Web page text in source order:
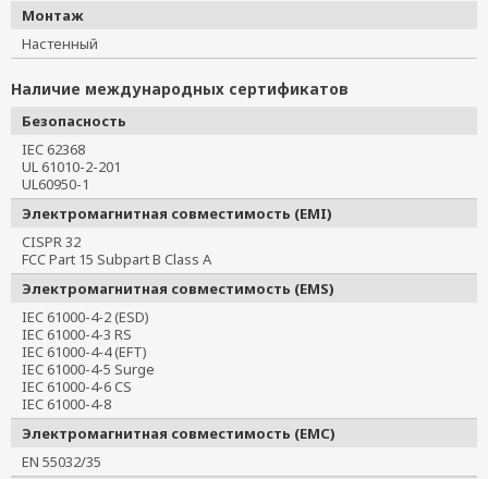
Монтаж
Настенный
Наличие международных сертификатов
Безопасность
IEC 62368
UL 61010-2-201
UL60950-1
Электромагнитная совместимость (EMI)
CISPR 32
FCC Part 15 Subpart B Class A
Электромагнитная совместимость (EMS)
IEC 61000-4-2 (ESD)
IEC 61000-4-3 RS
IEC 61000-4-4 (EFT)
IEC 61000-4-5 Surge
IEC 61000-4-6 CS
IEC 61000-4-8
Электромагнитная совместимость (EMC)
EN 55032/35